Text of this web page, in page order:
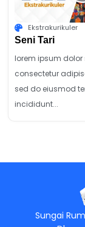
Ekstrakurikuler
Seni Tari
lorem ipsum dolor
consectetur
sed do eiusmod
incididunt...
Sungai